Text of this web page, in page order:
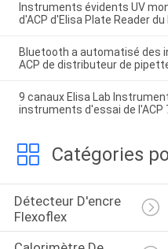
Instruments évidents UV
d'ACP d'Elisa Plate Reader
Bluetooth a automatisé des
ACP de distributeur de
9 canaux Elisa Lab
instruments d'essai de l'ACP
Catégories
Détecteur D'encre
Flexoflex